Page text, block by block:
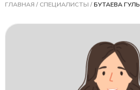
ГЛАВНАЯ / СПЕЦИАЛИСТЫ / БУТАЕВА